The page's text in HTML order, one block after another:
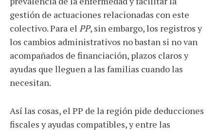
gestión de actuaciones relacionadas con este
colectivo. Para el PP, sin embargo, los registros y
los cambios administrativos no bastan si no van
acompañados de financiación, plazos claros y
ayudas que lleguen a las familias cuando las
necesitan.
Así las cosas, el PP de la región pide deducciones
fiscales y ayudas compatibles, y entre las